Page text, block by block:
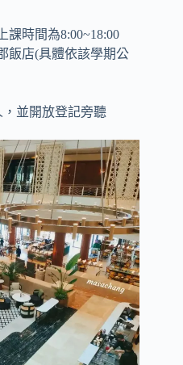
課時間為8:00~18:00
飯店(具體依該學期公
，並開放登記旁聽